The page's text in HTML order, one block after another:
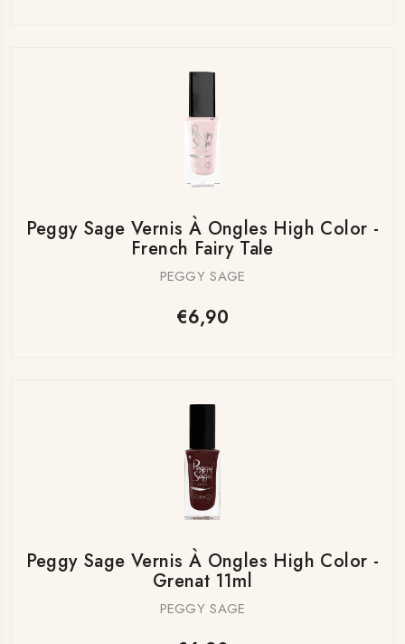
Peggy Sage Vernis À Ongles High Color -
French Fairy Tale
PEGGY SAGE
€6,90
Peggy Sage Vernis À Ongles High Color -
Grenat 11ml
PEGGY SAGE